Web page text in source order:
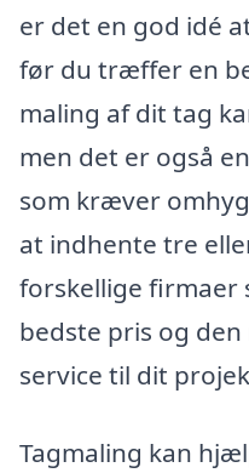
er det en god idé
før du træffer en
maling af dit tag
men det er også
som kræver
at indhente tre
forskellige firmaer
bedste pris og
service til dit
Tagmaling kan